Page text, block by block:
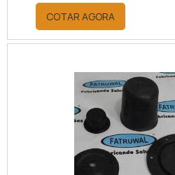
as peças
mais estabilidade,
permanentemente
resistir a altas
afetar as
dimensionais, tanto
químicas, o
equipamento
importante por conta da
COTAR AGORA